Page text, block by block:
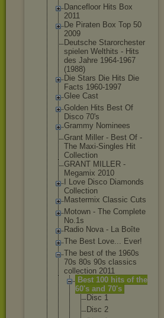
Dancefloor Hits Box
2011
De Piraten Box Top 50
2009
Deutsche Starorchester
spielen Welthits - Hits
des Jahre 1964-1967
(1988)
Die Stars Die Hits Die
Facts 1960-1997
Glee Cast
Golden Hits Best Of
Disco 70's
Grammy Nominees
Grant Miller - Best Of -
The Maxi-Singles Hit
Collection
GRANT MILLER -
Megamix 2010
I Love Disco Diamonds
Collection
Mastermix Classic Cuts
Motown - The Complete
No.1s
Radio Nova - La Boîte
The Best Love... Ever!
The best of the 1960s
70s 80s 90s classics
collection 2011
Best 100 hits of the
60's and 70's
Disc 1
Disc 2